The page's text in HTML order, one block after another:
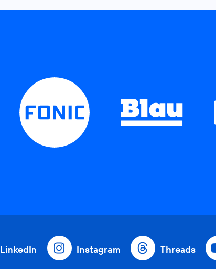
LinkedIn Instagram Threads